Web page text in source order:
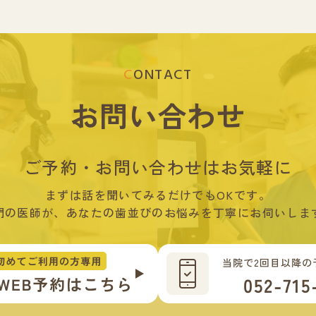
CONTACT
お問い合わせ
ご予約・お問い合わせはお気軽に
まずは話を聞いてみるだけでもOKです。
の医師が、あなたの歯並びのお悩みを丁寧にお伺いしま